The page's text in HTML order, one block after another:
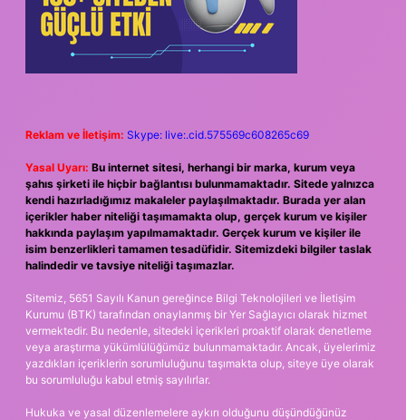
Reklam ve İletişim: Skype: live:.cid.575569c608265c69
Yasal Uyarı: Bu internet sitesi, herhangi bir marka, kurum veya
şahıs şirketi ile hiçbir bağlantısı bulunmamaktadır. Sitede yalnızca
kendi hazırladığımız makaleler paylaşılmaktadır. Burada yer alan
içerikler haber niteliği taşımamakta olup, gerçek kurum ve kişiler
hakkında paylaşım yapılmamaktadır. Gerçek kurum ve kişiler ile
isim benzerlikleri tamamen tesadüfidir. Sitemizdeki bilgiler taslak
halindedir ve tavsiye niteliği taşımazlar.
Sitemiz, 5651 Sayılı Kanun gereğince Bilgi Teknolojileri ve İletişim
Kurumu (BTK) tarafından onaylanmış bir Yer Sağlayıcı olarak hizmet
vermektedir. Bu nedenle, sitedeki içerikleri proaktif olarak denetleme
veya araştırma yükümlülüğümüz bulunmamaktadır. Ancak, üyelerimiz
yazdıkları içeriklerin sorumluluğunu taşımakta olup, siteye üye olarak
bu sorumluluğu kabul etmiş sayılırlar.
Hukuka ve yasal düzenlemelere aykırı olduğunu düşündüğünüz